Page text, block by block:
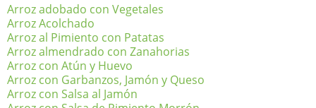
Arroz adobado con Vegetales
Arroz Acolchado
Arroz al Pimiento con Patatas
Arroz almendrado con Zanahorias
Arroz con Atún y Huevo
Arroz con Garbanzos, Jamón y Queso
Arroz con Salsa al Jamón